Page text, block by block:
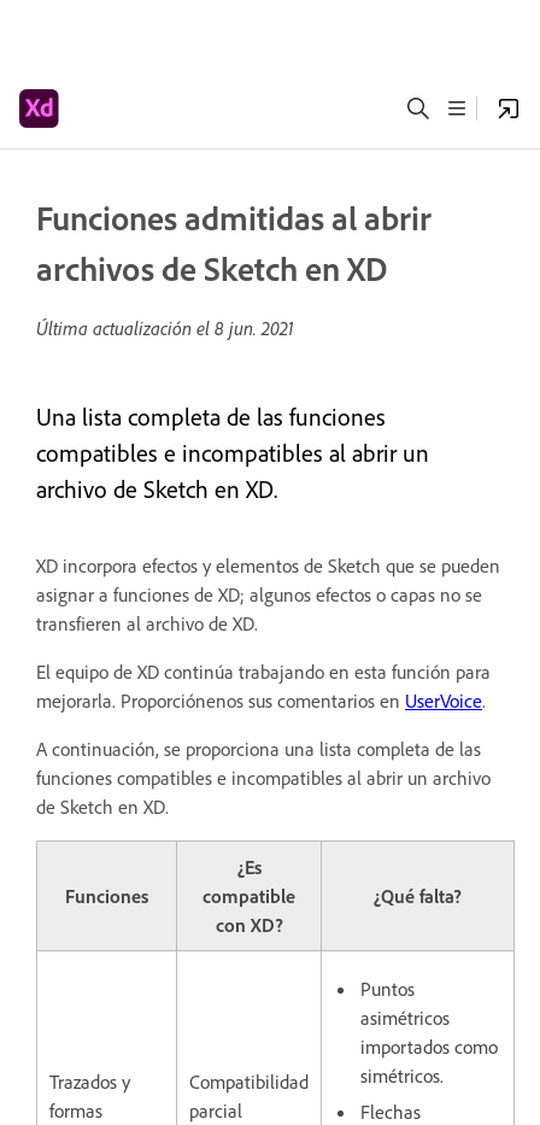
Funciones admitidas al abrir
archivos de Sketch en XD
Última actualización el 8 jun. 2021
Una lista completa de las funciones
compatibles e incompatibles al abrir un
archivo de Sketch en XD.
XD incorpora efectos y elementos de Sketch que se pueden
asignar a funciones de XD; algunos efectos o capas no se
transfieren al archivo de XD.
El equipo de XD continúa trabajando en esta función para
mejorarla. Proporciónenos sus comentarios en UserVoice.
A continuación, se proporciona una lista completa de las
funciones compatibles e incompatibles al abrir un archivo
de Sketch en XD.
Funciones
¿Es
compatible
con XD?
¿Qué falta?
Trazados y
formas
Compatibilidad
parcial
Puntos
asimétricos
importados como
simétricos.
Flechas